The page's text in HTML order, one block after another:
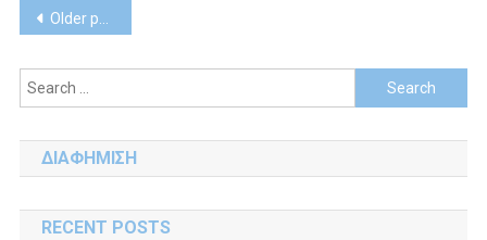
Posts
navigation
Older posts
Search
for:
ΔΙΑΦΗΜΙΣΗ
RECENT POSTS